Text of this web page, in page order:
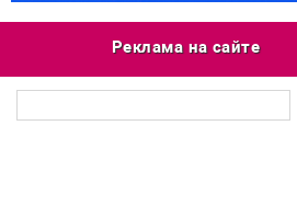
Реклама на сайте